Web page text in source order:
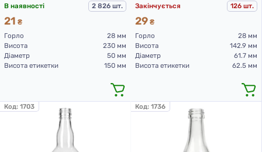
В наявності 2 826 шт.
21 ₴
Горло
28 мм
Висота
230 мм
Діаметр
50 мм
Висота етикетки
150 мм
Закінчується 126 шт.
29 ₴
Горло
28 мм
Висота
142.9 мм
Діаметр
61.7 мм
Висота етикетки
62.5 мм
Код: 1703 Код: 1736